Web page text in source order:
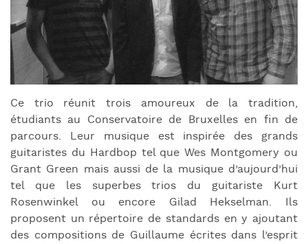
Ce trio réunit trois amoureux de la tradition,
étudiants au Conservatoire de Bruxelles en fin de
parcours. Leur musique est inspirée des grands
guitaristes du Hardbop tel que Wes Montgomery ou
Grant Green mais aussi de la musique d’aujourd’hui
tel que les superbes trios du guitariste Kurt
Rosenwinkel ou encore Gilad Hekselman. Ils
proposent un répertoire de standards en y ajoutant
des compositions de Guillaume écrites dans l’esprit